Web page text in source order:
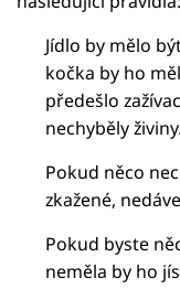
Jídlo by mělo
kočka by ho
předešlo
nechyběly živiny.
Pokud něco
zkažené,
Pokud byste
neměla by ho